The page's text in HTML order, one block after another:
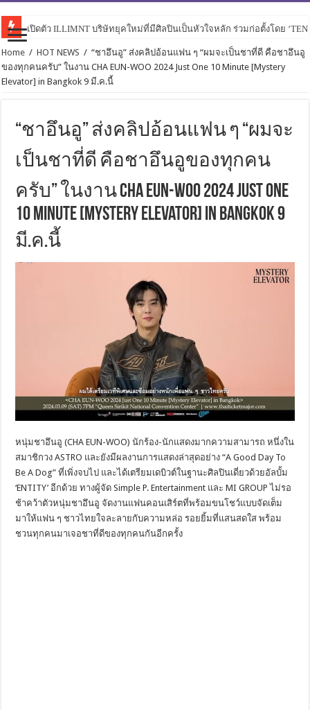
เปิดตัว ILLIMNT บริษัทยุคใหม่ที่มีศิลปินเป็นหัวใจหลัก ร่วมก่อตั้งโดย
Home / HOT NEWS / “ชาอึนอู” ส่งคลิปอ้อนแฟน ๆ “ผมจะเป็นชาที่ดี คือชาอึนอู
ของทุกคนครับ” ในงาน CHA EUN-WOO 2024 Just One 10 Minute [Mystery
Elevator] in Bangkok 9 มี.ค.นี้
“ชาอึนอู” ส่งคลิปอ้อนแฟน ๆ “ผมจะ
เป็นชาที่ดี คือชาอึนอูของทุกคน
ครับ” ในงาน CHA EUN-WOO 2024 Just One
10 Minute [Mystery Elevator] in Bangkok 9
มี.ค.นี้
หนุ่มชาอึนอู (CHA EUN-WOO) นักร้อง-นักแสดงมากความสามารถ หนึ่งใน
สมาชิกวง ASTRO และยังมีผลงานการแสดงล่าสุดอย่าง “A Good Day To
Be A Dog” ที่เพิ่งจบไป และได้เตรียมเดบิวต์ในฐานะศิลปินเดี่ยวด้วยอัลบั้ม
‘ENTITY’ อีกด้วย ทางผู้จัด Simple P. Entertainment และ MI GROUP ไม่รอ
ช้าคว้าตัวหนุ่มชาอึนอู จัดงานแฟนคอนเสิร์ตที่พร้อมขนโชว์แบบจัดเต็ม
มาให้แฟน ๆ ชาวไทยใจละลายกับความหล่อ รอยยิ้มที่แสนสดใส พร้อม
ชวนทุกคนมาเจอชาที่ดีของทุกคนกันอีกครั้ง